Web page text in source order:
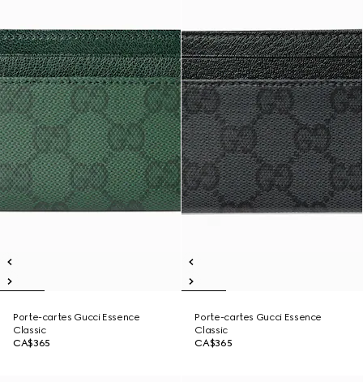
Porte-cartes Gucci Essence
Classic
CA$365
Porte-cartes Gucci Essence
Classic
CA$365